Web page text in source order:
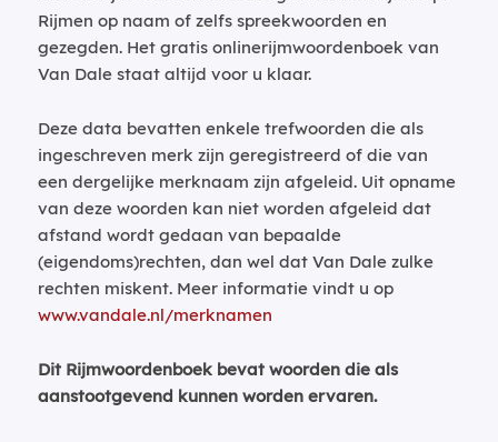
Rijmen op naam of zelfs spreekwoorden en
gezegden. Het gratis onlinerijmwoordenboek van
Van Dale staat altijd voor u klaar.
Deze data bevatten enkele trefwoorden die als
ingeschreven merk zijn geregistreerd of die van
een dergelijke merknaam zijn afgeleid. Uit opname
van deze woorden kan niet worden afgeleid dat
afstand wordt gedaan van bepaalde
(eigendoms)rechten, dan wel dat Van Dale zulke
rechten miskent. Meer informatie vindt u op
www.vandale.nl/merknamen
Dit Rijmwoordenboek bevat woorden die als
aanstootgevend kunnen worden ervaren.